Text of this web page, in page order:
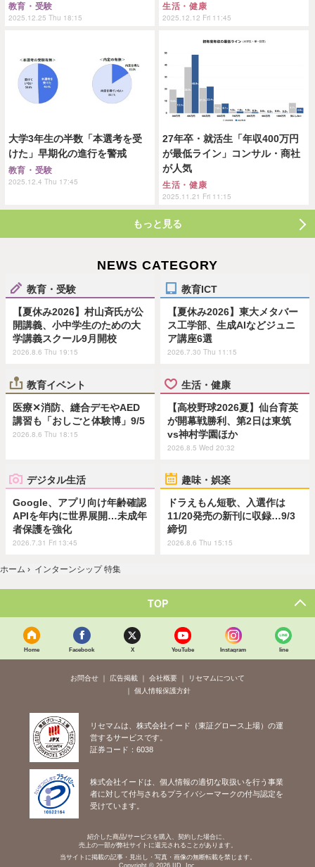
教育・受験
2025.12.25 Thu 18:15
生活・健康
2025.12.12 Fri 11:45
大学3年生の半数「本選考を受
けた」早期化の進行を警戒
教育・受験
2025.12.4 Thu 17:45
27年卒・就活生「年収400万円
が最低ライン」コンサル・商社
が人気
生活・健康
2025.11.21 Fri 11:15
もっと見る
NEWS CATEGORY
教育・受験
【夏休み2026】村山斉氏が公
開講義、小中学生のための大
学講義スクール9月開校
2026.8.6 Thu 19:15
教育ICT
【夏休み2026】東大メタバー
ス工学部、生成AIなどジュニ
ア講座6選
2026.7.30 Thu 11:15
教育イベント
医療✕消防、縫合デモやAED
講習も「おしごと体験博」9/5
2026.8.6 Thu 18:15
生活・健康
【高校野球2026夏】仙台育英
が開幕戦勝利、第2日は東筑
vs神村学園ほか
2026.8.5 Wed 20:32
デジタル生活
Google、アプリ向け年齢確認
APIを年内に世界展開…未成年
者保護を強化
2026.7.31 Fri 13:45
趣味・娯楽
ドラえもん短歌、入選作は
11/20発売の新刊に収録…9/3
締切
2026.8.6 Thu 15:15
ホーム › インターンシップ 特集
TOP
Home Facebook X YouTube Instagram line
お問合せ 広告掲載 会社概要
リセマムについて
個人情報保護方針
リセマムは、株式会社イード（東証グロース上場）の運
営するサービスです。
証券コード：6038
株式会社イードは、個人情報の適切な取扱いを行う事業
者に対して付与されるプライバシーマークの付与認定を
受けています。
紹介した商品/サービスを購入、契約した場合に、
売上の一部が弊社サイトに還元されることがあります。
当サイトに掲載の記事・見出し・写真・画像の無断転載を禁じます。